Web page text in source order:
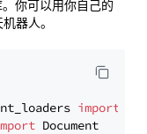
你可以用你自己的
器人。
import